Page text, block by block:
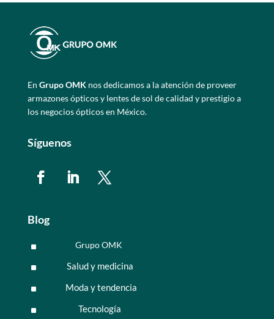
En Grupo OMKnos dedicamos a la atención de proveer
armazones ópticos y lentes de sol de calidad y prestigio a
los negocios ópticos en México.
Síguenos
Blog
^ Grupo OMK
^ Salud y medicina
^ Moda y tendencia
^ Tecnología